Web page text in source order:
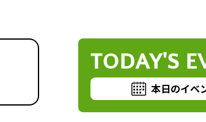
TODAY'S
本日のイベ